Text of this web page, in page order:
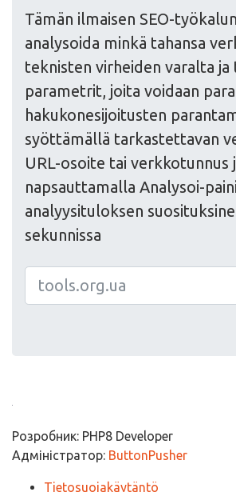
Tämän ilmaisen SEO-
analysoida minkä tahansa
teknisten virheiden varalta ja
parametrit, joita voidaan
hakukonesijoitusten
syöttämällä tarkastettavan
URL-osoite tai verkkotunnus
napsauttamalla Analysoi-
analyysituloksen
sekunnissa
Розробник: PHP8 Developer
Адміністратор: ButtonPusher
Tietosuojakäytäntö